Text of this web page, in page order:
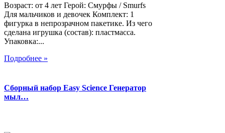
Возраст: от 4 лет Герой: Смурфы / Smurfs
Для мальчиков и девочек Комплект: 1
фигурка в непрозрачном пакетике. Из чего
сделана игрушка (состав): пластмасса.
Упаковка:...
Подробнее »
Сборный набор Easy Science Генератор
мыл…